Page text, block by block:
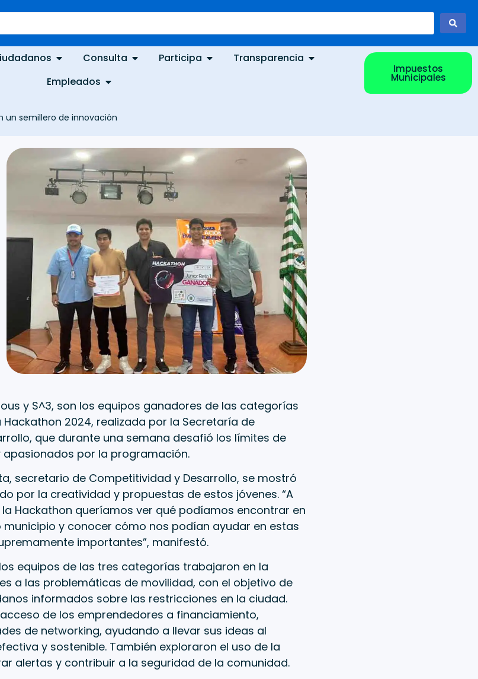
Consulta Participa
Transparencia
Empleados
Impuestos
Municipales
un semillero de innovación
y S^3, son los equipos ganadores de las categorías
2024, realizada por la Secretaría de
que durante una semana desafió los límites de
apasionados por la programación.
secretario de Competitividad y Desarrollo, se mostró
por la creatividad y propuestas de estos jóvenes. “A
Hackathon queríamos ver qué podíamos encontrar en
municipio y conocer cómo nos podían ayudar en estas
importantes”, manifestó.
equipos de las tres categorías trabajaron en la
a las problemáticas de movilidad, con el objetivo de
informados sobre las restricciones en la ciudad.
de los emprendedores a financiamiento,
de networking, ayudando a llevar sus ideas al
y sostenible. También exploraron el uso de la
alertas y contribuir a la seguridad de la comunidad.